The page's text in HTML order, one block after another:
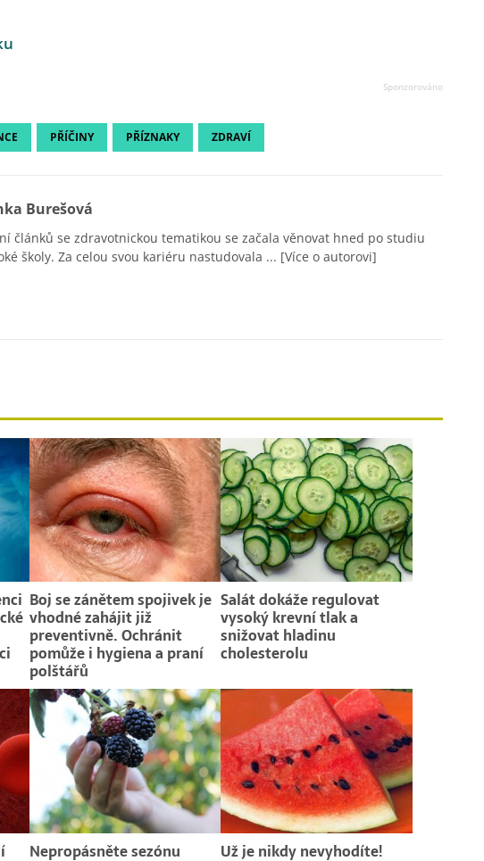
PŘÍČINY PŘÍZNAKY ZDRAVÍ
Burešová
článků se zdravotnickou tematikou se začala věnovat hned po studiu
školy. Za celou svou kariéru nastudovala ... [Více o autorovi]
Boj se zánětem spojivek je
vhodné zahájit již
preventivně. Ochránit
pomůže i hygiena a praní
polštářů
Salát dokáže regulovat
vysoký krevní tlak a
snižovat hladinu
cholesterolu
Nepropásněte sezónu Už je nikdy nevyhodíte!